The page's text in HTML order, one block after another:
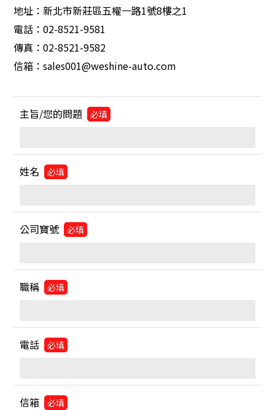
地址：新北市新莊區五權一路1號8樓之1
電話：02-8521-9581
傳真：02-8521-9582
信箱：sales001@weshine-auto.com
主旨/您的問題 必填
姓名 必填
公司寶號 必填
職稱 必填
電話 必填
信箱 必填